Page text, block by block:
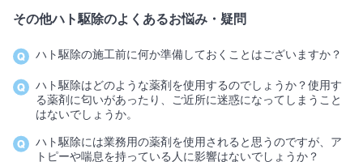
その他ハト駆除のよくあるお悩み・疑問
ハト駆除の施工前に何か準備しておくことはございますか？
ハト駆除はどのような薬剤を使用するのでしょうか？使用す
る薬剤に匂いがあったり、ご近所に迷惑になってしまうこと
はないでしょうか。
ハト駆除には業務用の薬剤を使用されると思うのですが、ア
トピーや喘息を持っている人に影響はないでしょうか？